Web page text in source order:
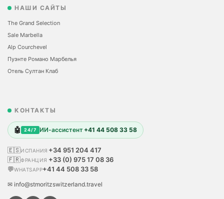
НАШИ САЙТЫ
The Grand Selection
Sale Marbella
Alp Courchevel
Пуэнте Романо Марбелья
Отель Султан Клаб
КОНТАКТЫ
🤖 24/7 ИИ-ассистент +41 44 508 33 58
🇪🇸ИСПАНИЯ +34 951 204 417
🇫🇷ФРАНЦИЯ +33 (0) 975 17 08 36
💬WHATSAPP+41 44 508 33 58
✉ info@stmoritzswitzerland.travel